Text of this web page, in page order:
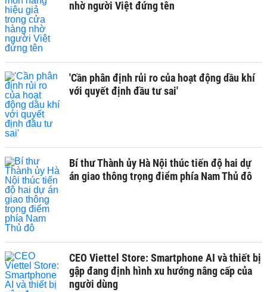
nhờ người Việt đứng tên
'Cần phân định rủi ro của hoạt động dầu khí
với quyết định đầu tư sai'
Bí thư Thành ủy Hà Nội thúc tiến độ hai dự
án giao thông trọng điểm phía Nam Thủ đô
CEO Viettel Store: Smartphone AI và thiết bị
gập đang định hình xu hướng nâng cấp của
người dùng